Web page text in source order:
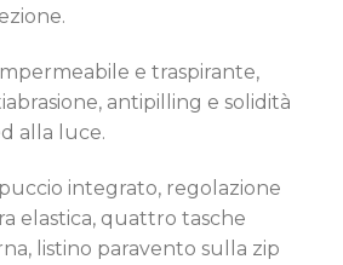
e traspirante,
antipilling e solidità
alla luce.
integrato, regolazione
elastica, quattro tasche
listino paravento sulla zip